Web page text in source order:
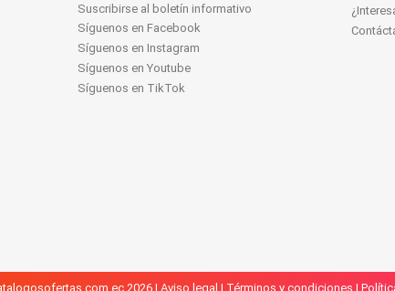
Suscribirse al boletín informativo
Síguenos en Facebook
Síguenos en Instagram
Síguenos en Youtube
Síguenos en TikTok
2026 | Aviso legal | Términos y condiciones |